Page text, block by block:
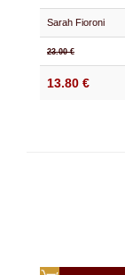
Sarah Fioroni
23.00 €
13.80 €